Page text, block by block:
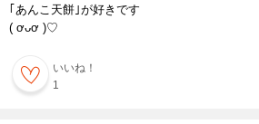
｢あんこ天餅｣が好きです
( ơᴗơ )♡
いいね！
1